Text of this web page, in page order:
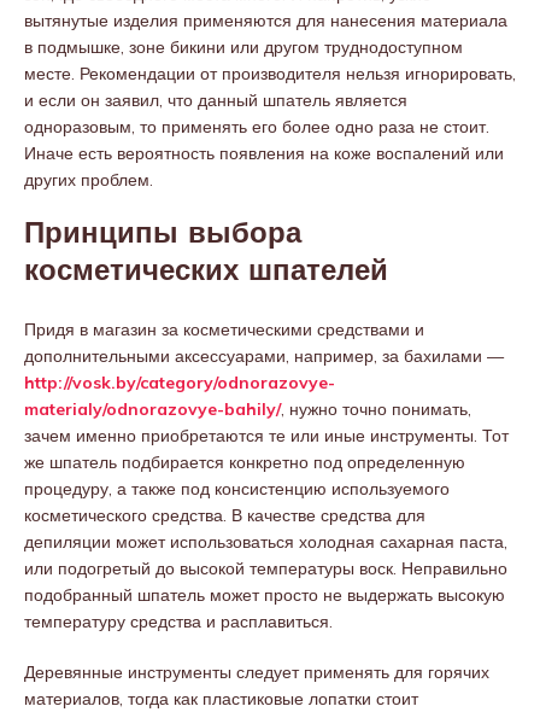
вытянутые изделия применяются для нанесения материала
в подмышке, зоне бикини или другом труднодоступном
месте. Рекомендации от производителя нельзя игнорировать,
и если он заявил, что данный шпатель является
одноразовым, то применять его более одно раза не стоит.
Иначе есть вероятность появления на коже воспалений или
других проблем.
Принципы выбора
косметических шпателей
Придя в магазин за косметическими средствами и
дополнительными аксессуарами, например, за бахилами —
http://vosk.by/category/odnorazovye-
materialy/odnorazovye-bahily/, нужно точно понимать,
зачем именно приобретаются те или иные инструменты. Тот
же шпатель подбирается конкретно под определенную
процедуру, а также под консистенцию используемого
косметического средства. В качестве средства для
депиляции может использоваться холодная сахарная паста,
или подогретый до высокой температуры воск. Неправильно
подобранный шпатель может просто не выдержать высокую
температуру средства и расплавиться.
Деревянные инструменты следует применять для горячих
материалов, тогда как пластиковые лопатки стоит